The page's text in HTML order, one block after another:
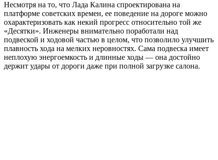
Несмотря на то, что Лада Калина спроектирована на
платформе советских времен, ее поведение на дороге можно
охарактеризовать как некий прогресс относительно той же
«Десятки». Инженеры внимательно поработали над
подвеской и ходовой частью в целом, что позволило улучшить
плавность хода на мелких неровностях. Сама подвеска имеет
неплохую энергоемкость и длинные ходы — она достойно
держит удары от дороги даже при полной загрузке салона.